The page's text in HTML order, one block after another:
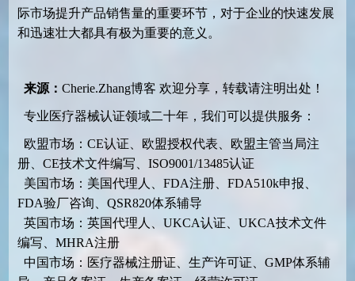
际市场提升产品销售量的重要环节，对于企业的快速发展
和迅速壮大都具有极为重要的意义。
来源： Cherie.Zhang博客 欢迎分享，转载请注明出处！
专业医疗器械认证领域二十年，我们可以提供服务：
欧盟市场：CE认证、欧盟授权代表、欧盟主管当局注
册、CE技术文件编写、ISO9001/13485认证
美国市场：美国代理人、FDA注册、FDA510k申报、
FDA验厂咨询、QSR820体系辅导
英国市场：英国代理人、UKCA认证、UKCA技术文件
编写、MHRA注册
中国市场：医疗器械注册证、生产许可证、GMP体系辅